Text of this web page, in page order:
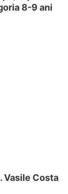
8-9 ani
Vasile Costa